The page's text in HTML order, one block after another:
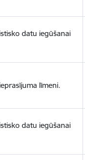
datu iegūšanai
līmeni.
datu iegūšanai